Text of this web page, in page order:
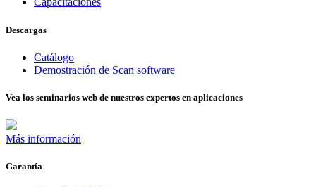
Descargas
Catálogo
Demostración de Scan software
Vea los seminarios web de nuestros expertos en aplicaciones
Más información
Garantía